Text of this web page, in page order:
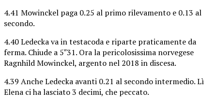
4.41 Mowinckel paga 0.25 al primo rilevamento e 0.13 al
secondo.
4.40 Ledecka va in testacoda e riparte praticamente da
ferma. Chiude a 5″31. Ora la pericolosissima norvegese
Ragnhild Mowinckel, argento nel 2018 in discesa.
4.39 Anche Ledecka avanti 0.21 al secondo intermedio. Lì
Elena ci ha lasciato 3 decimi, che peccato.